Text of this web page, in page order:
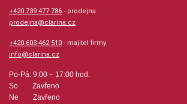
Under Arrest!
Someone plucks, someone bows
London Bridge
Fast Lane
In Flight
Katie's Waltz
Copy Cat
+420 739 477 786 - prodejna
prodejna@clarina.cz
+420 603 462 510 - majitel firmy
info@clarina.cz
Po-Pá: 9:00 – 17:00 hod.
So Zavřeno
Ne Zavřeno